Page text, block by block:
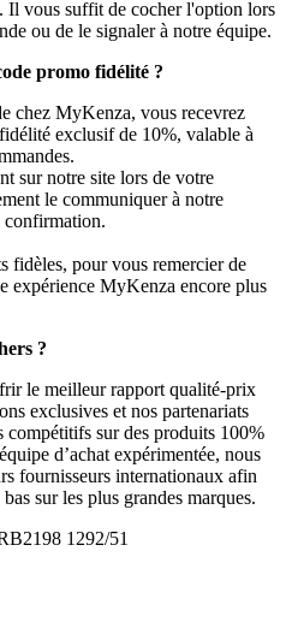
Il vous suffit de cocher l'option lors
ou de le signaler à notre équipe.
promo fidélité ?
chez MyKenza, vous recevrez
exclusif de 10%, valable à
sur notre site lors de votre
le communiquer à notre
confirmation.
fidèles, pour vous remercier de
expérience MyKenza encore plus
?
le meilleur rapport qualité-prix
exclusives et nos partenariats
sur des produits 100%
d’achat expérimentée, nous
fournisseurs internationaux afin
sur les plus grandes marques.
1292/51